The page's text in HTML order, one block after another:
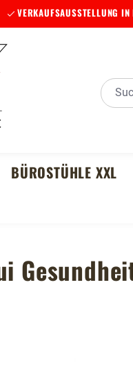
VERKAUFSAUSSTELLUNG IN
BÜROSTÜHLE XXL